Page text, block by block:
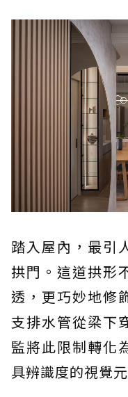
踏入屋內，最引
拱門。這道拱形
透，更巧妙地修
支排水管從梁下
監將此限制轉化
具辨識度的視覺